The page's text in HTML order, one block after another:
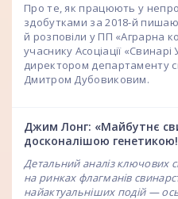
Про те, як працюють у
здобутками за 2018-й
й розповіли у ПП «Аграрна
учаснику Асоціації «Свинарі
директором департаменту
Дмитром Дубовиковим.
Джим Лонг: «Майбутнє
досконалішою
Детальний аналіз ключових
на ринках флагманів
найактуальніших подій —